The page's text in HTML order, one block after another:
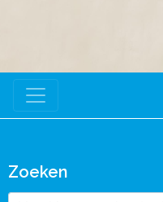
Zoeken